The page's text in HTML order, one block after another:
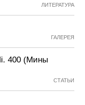
ЛИТЕРАТУРА
ГАЛЕРЕЯ
400 (Мины
СТАТЬИ